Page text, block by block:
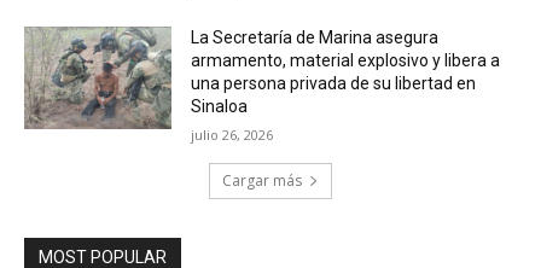
La Secretaría de Marina asegura
armamento, material explosivo y libera a
una persona privada de su libertad en
Sinaloa
julio 26, 2026
Cargar más
MOST POPULAR